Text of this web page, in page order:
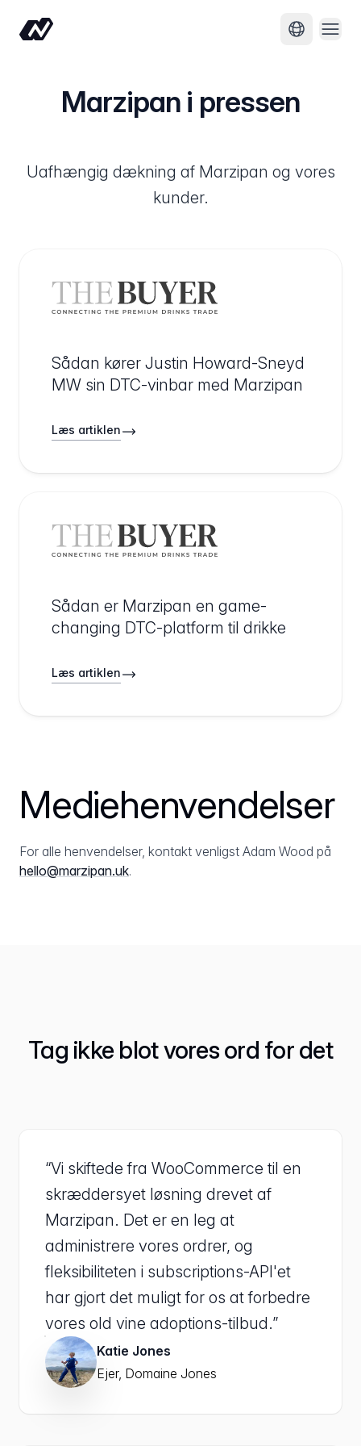
Skift sprog
Åbn
Marzipan i pressen
Uafhængig dækning af Marzipan og vores
kunder.
Sådan kører Justin Howard-Sneyd
MW sin DTC-vinbar med Marzipan
Læs artiklen
Sådan er Marzipan en game-
changing DTC-platform til drikke
Læs artiklen
Mediehenvendelser
For alle henvendelser, kontakt venligst Adam Wood på
hello@marzipan.uk.
Tag ikke blot vores ord for det
“Vi skiftede fra WooCommerce til en
skræddersyet løsning drevet af
Marzipan. Det er en leg at
administrere vores ordrer, og
fleksibiliteten i subscriptions-API'et
har gjort det muligt for os at forbedre
vores old vine adoptions-tilbud.”
Katie Jones
Ejer, Domaine Jones